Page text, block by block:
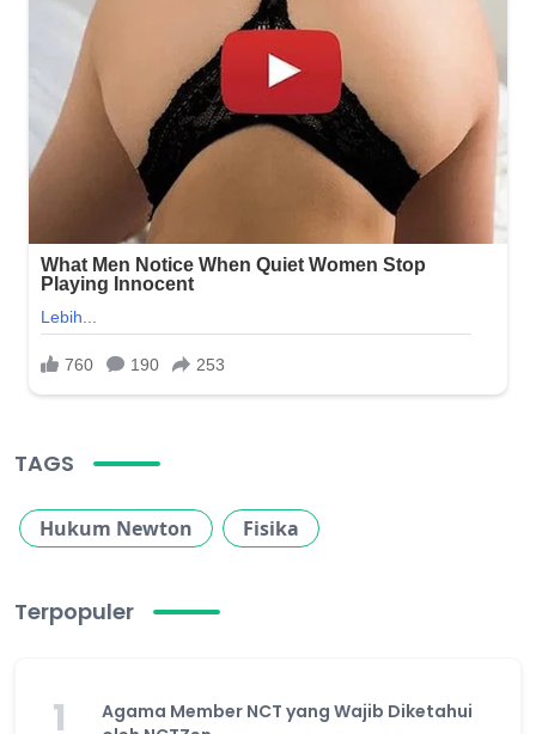
TAGS
Hukum Newton Fisika
Terpopuler
1
Agama Member NCT yang Wajib Diketahui